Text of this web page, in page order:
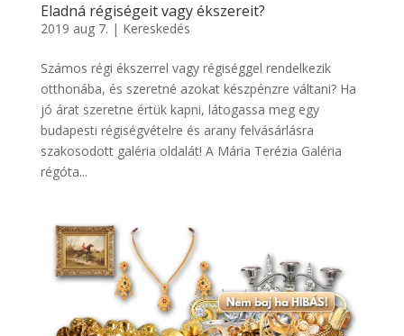
Eladná régiségeit vagy ékszereit?
2019 aug 7. | Kereskedés
Számos régi ékszerrel vagy régiséggel rendelkezik
otthonába, és szeretné azokat készpénzre váltani? Ha
jó árat szeretne értük kapni, látogassa meg egy
budapesti régiségvételre és arany felvásárlásra
szakosodott galéria oldalát! A Mária Terézia Galéria
régóta...